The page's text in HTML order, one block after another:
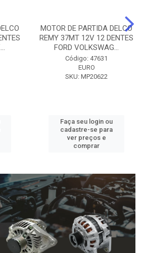
MOTOR DE PARTIDA DELCO
REMY 37MT 12V 12 DENTES
FORD VOLKSWAG...
Código: 47631
EURO
SKU: MP20622
Faça seu login ou
cadastre-se para
ver preços e
comprar